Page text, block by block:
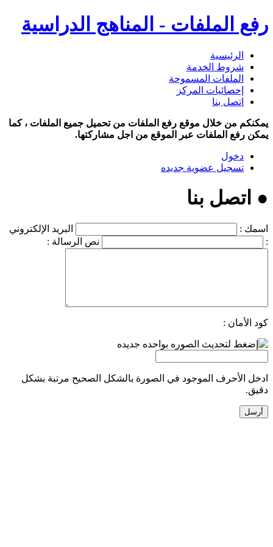
رفع الملفات - المناهج الدراسية
الرئيسية
شروط الخدمة
الملفات المسموحة
إحصائيات المركز
اتصل بنا
يمكنكم من خلال موقع رفع الملفات من تحميل جميع الملفات ، كما
يمكن رفع الملفات عبر الموقع من اجل مشاركتها.
دخول
تسجيل عضوية جديده
● اتصل بنا
اسمك :
البريد الإلكتروني
:
نص الرسالة :
كود الأمان :
ادخل الأحرف الموجود في الصورة بالشكل الصحيح مرتبة بشكل
دقيق.